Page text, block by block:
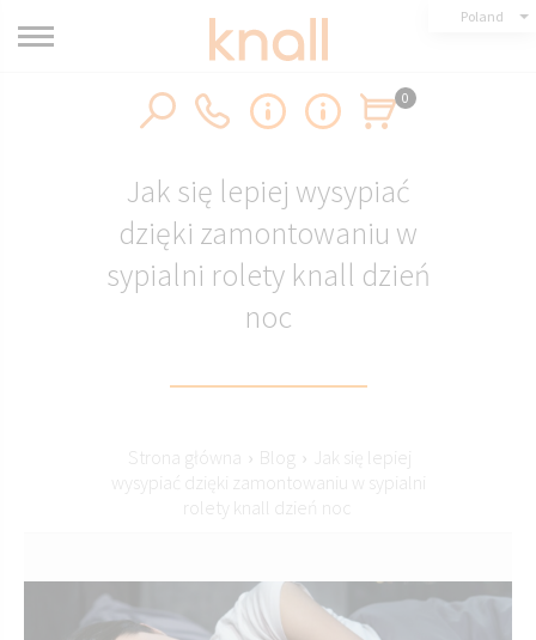
Poland
0
Jak się lepiej wysypiać
dzięki zamontowaniu w
sypialni rolety knall dzień
noc
Strona główna › Blog ›
Jak się lepiej
wysypiać dzięki zamontowaniu w sypialni
rolety knall dzień noc